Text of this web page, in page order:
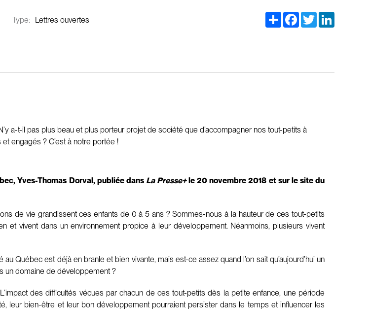
Type: Lettres ouvertes Share Facebook
Twitter
a-t-il pas plus beau et plus porteur projet de société que d’accompagner nos tout-petits à
engagés ? C’est à notre portée !
Yves-Thomas Dorval, publiée dans La Presse+le 20 novembre 2018 et sur le site du
de vie grandissent ces enfants de 0 à 5 ans ? Sommes-nous à la hauteur de ces tout-petits
vivent dans un environnement propice à leur développement. Néanmoins, plusieurs vivent
Québec est déjà en branle et bien vivante, mais est-ce assez quand l’on sait qu’aujourd’hui un
un domaine de développement ?
des difficultés vécues par chacun de ces tout-petits dès la petite enfance, une période
leur bien-être et leur bon développement pourraient persister dans le temps et influencer les